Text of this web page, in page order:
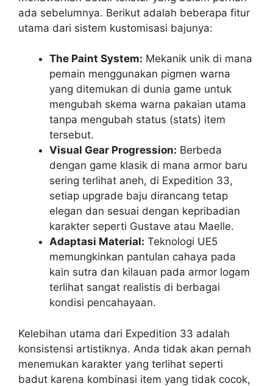
ada sebelumnya. Berikut adalah beberapa fitur
utama dari sistem kustomisasi bajunya:
The Paint System: Mekanik unik di mana
pemain menggunakan pigmen warna
yang ditemukan di dunia game untuk
mengubah skema warna pakaian utama
tanpa mengubah status (stats) item
tersebut.
Visual Gear Progression: Berbeda
dengan game klasik di mana armor baru
sering terlihat aneh, di Expedition 33,
setiap upgrade baju dirancang tetap
elegan dan sesuai dengan kepribadian
karakter seperti Gustave atau Maelle.
Adaptasi Material: Teknologi UE5
memungkinkan pantulan cahaya pada
kain sutra dan kilauan pada armor logam
terlihat sangat realistis di berbagai
kondisi pencahayaan.
Kelebihan utama dari Expedition 33 adalah
konsistensi artistiknya. Anda tidak akan pernah
menemukan karakter yang terlihat seperti
badut karena kombinasi item yang tidak cocok,